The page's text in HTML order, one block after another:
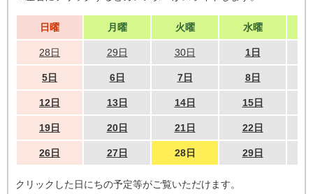
日曜 月曜 火曜 水曜
28日 29日 30日 1日
5日 6日 7日 8日
12日 13日 14日 15日
19日 20日 21日 22日
26日 27日 28日 29日
クリックした日にちの予定等がご覧いただけます。